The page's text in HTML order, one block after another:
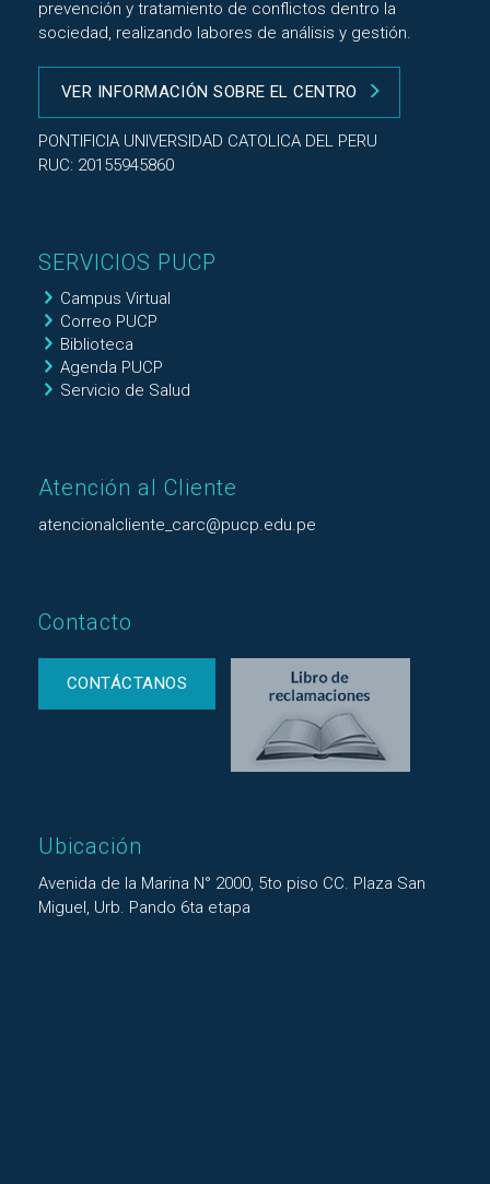
prevención y tratamiento de conflictos dentro la
sociedad, realizando labores de análisis y gestión.
VER INFORMACIÓN SOBRE EL CENTRO
PONTIFICIA UNIVERSIDAD CATOLICA DEL PERU
RUC: 20155945860
SERVICIOS PUCP
Campus Virtual
Correo PUCP
Biblioteca
Agenda PUCP
Servicio de Salud
Atención al Cliente
atencionalcliente_carc@pucp.edu.pe
Contacto
CONTÁCTANOS
Ubicación
Avenida de la Marina N° 2000, 5to piso CC. Plaza San
Miguel, Urb. Pando 6ta etapa